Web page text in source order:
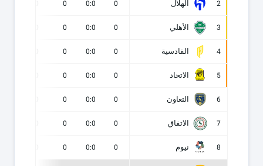
2 الهلال 0
0:0
0
3 الأهلي 0
0:0
0
4 القادسية 0
0:0
0
5 الاتحاد 0
0:0
0
6 التعاون 0
0:0
0
7 الاتفاق 0
0:0
0
8 نيوم 0
0:0
0